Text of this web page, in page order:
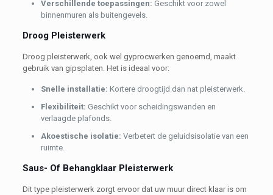
Verschillende toepassingen: Geschikt voor zowel
binnenmuren als buitengevels.
Droog Pleisterwerk
Droog pleisterwerk, ook wel gyprocwerken genoemd, maakt
gebruik van gipsplaten. Het is ideaal voor:
Snelle installatie: Kortere droogtijd dan nat pleisterwerk.
Flexibiliteit: Geschikt voor scheidingswanden en
verlaagde plafonds.
Akoestische isolatie: Verbetert de geluidsisolatie van een
ruimte.
Saus- Of Behangklaar Pleisterwerk
Dit type pleisterwerk zorgt ervoor dat uw muur direct klaar is om